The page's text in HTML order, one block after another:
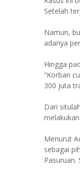
Setelah
Namun,
adanya
Hingga
“Korban
300 juta
Dari
Menurut
sebagai
Pasuruan.